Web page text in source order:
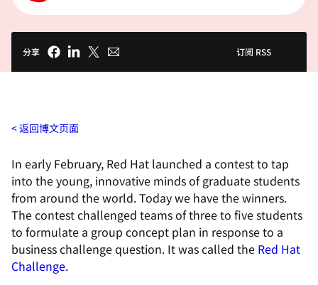
分享 订阅 RSS
返回博文页面
In early February, Red Hat launched a contest to tap
into the young, innovative minds of graduate students
from around the world. Today we have the winners.
The contest challenged teams of three to five students
to formulate a group concept plan in response to a
business challenge question. It was called the Red Hat
Challenge.